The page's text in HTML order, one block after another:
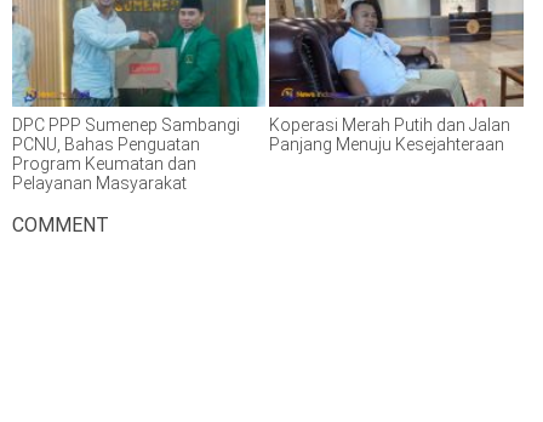
DPC PPP Sumenep Sambangi
PCNU, Bahas Penguatan
Program Keumatan dan
Pelayanan Masyarakat
Koperasi Merah Putih dan Jalan
Panjang Menuju Kesejahteraan
COMMENT